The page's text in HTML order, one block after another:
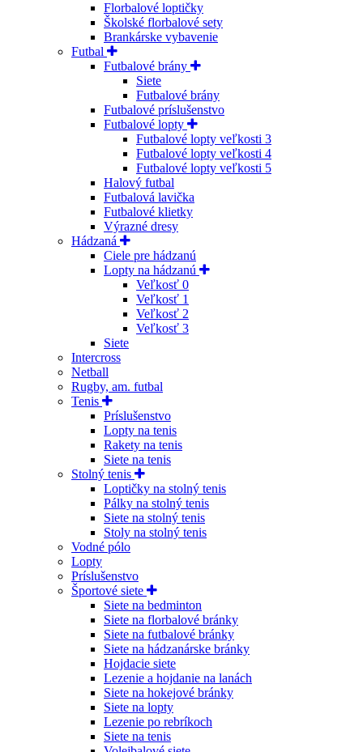
Florbalové loptičky
Školské florbalové sety
Brankárske vybavenie
Futbal
Futbalové brány
Siete
Futbalové brány
Futbalové príslušenstvo
Futbalové lopty
Futbalové lopty veľkosti 3
Futbalové lopty veľkosti 4
Futbalové lopty veľkosti 5
Halový futbal
Futbalová lavička
Futbalové klietky
Výrazné dresy
Hádzaná
Ciele pre hádzanú
Lopty na hádzanú
Veľkosť 0
Veľkosť 1
Veľkosť 2
Veľkosť 3
Siete
Intercross
Netball
Rugby, am. futbal
Tenis
Príslušenstvo
Lopty na tenis
Rakety na tenis
Siete na tenis
Stolný tenis
Loptičky na stolný tenis
Pálky na stolný tenis
Siete na stolný tenis
Stoly na stolný tenis
Vodné pólo
Lopty
Príslušenstvo
Športové siete
Siete na bedminton
Siete na florbalové bránky
Siete na futbalové bránky
Siete na hádzanárske bránky
Hojdacie siete
Lezenie a hojdanie na lanách
Siete na hokejové bránky
Siete na lopty
Lezenie po rebríkoch
Siete na tenis